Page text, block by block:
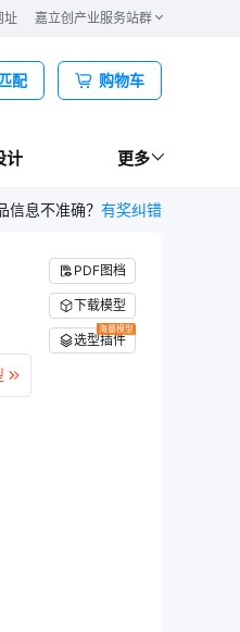
址 嘉立创产业服务站群
配 购物车
计 更多
信息不准确？ 有奖纠错
PDF图档
下载模型
海量模型
选型插件